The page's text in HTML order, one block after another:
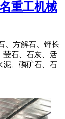
重工机械
、方解石、钾长
莹石、石灰、活
泥、磷矿石、石